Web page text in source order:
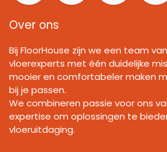
Over ons
Bij FloorHouse zijn we een team
vloerexperts met één duidelijke
mooier en comfortabeler maken
bij je passen.
We combineren passie voor ons
expertise om oplossingen te
vloeruitdaging.